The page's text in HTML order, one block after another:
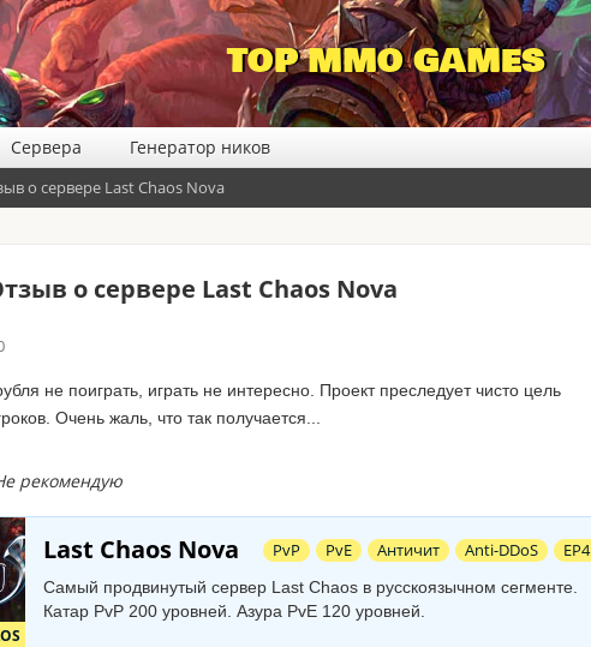
TOP MMO GAMES
Сервера Генератор ников
о сервере Last Chaos Nova
о сервере Last Chaos Nova
не поиграть, играть не интересно. Проект преследует чисто цель
Очень жаль, что так получается...
Last Chaos Nova PvP PvE Античит Anti-DDoS EP4
Самый продвинутый сервер Last Chaos в русскоязычном сегменте.
Катар PvP 200 уровней. Азура PvE 120 уровней.